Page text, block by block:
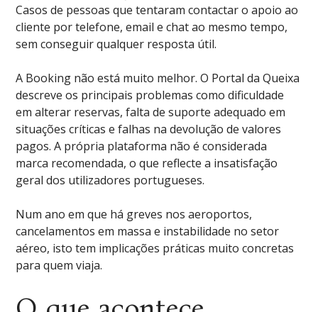
Casos de pessoas que tentaram contactar o apoio ao
cliente por telefone, email e chat ao mesmo tempo,
sem conseguir qualquer resposta útil.
A Booking não está muito melhor. O Portal da Queixa
descreve os principais problemas como dificuldade
em alterar reservas, falta de suporte adequado em
situações críticas e falhas na devolução de valores
pagos. A própria plataforma não é considerada
marca recomendada, o que reflecte a insatisfação
geral dos utilizadores portugueses.
Num ano em que há greves nos aeroportos,
cancelamentos em massa e instabilidade no setor
aéreo, isto tem implicações práticas muito concretas
para quem viaja.